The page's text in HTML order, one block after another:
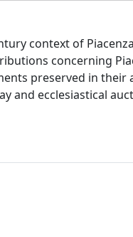
context of
concerning
preserved in their
and ecclesiastical